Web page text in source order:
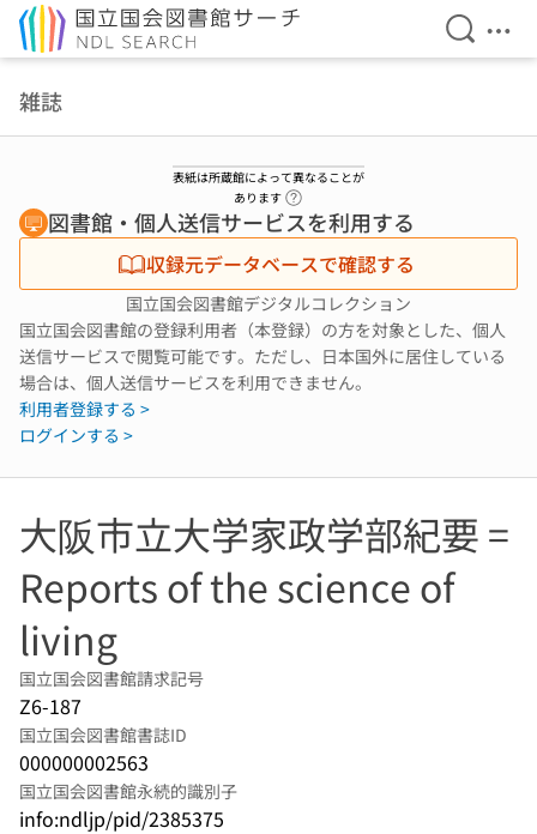
検索を
メ
雑誌
表紙は所蔵館によって異なることが
あります
図書館・個人送信サービスを利用する
収録元データベースで確認する
国立国会図書館デジタルコレクション
国立国会図書館の登録利用者（本登録）の方を対象とした、個人
送信サービスで閲覧可能です。ただし、日本国外に居住している
場合は、個人送信サービスを利用できません。
利用者登録する >
ログインする >
大阪市立大学家政学部紀要 =
Reports of the science of
living
国立国会図書館請求記号
Z6-187
国立国会図書館書誌ID
000000002563
国立国会図書館永続的識別子
info:ndljp/pid/2385375